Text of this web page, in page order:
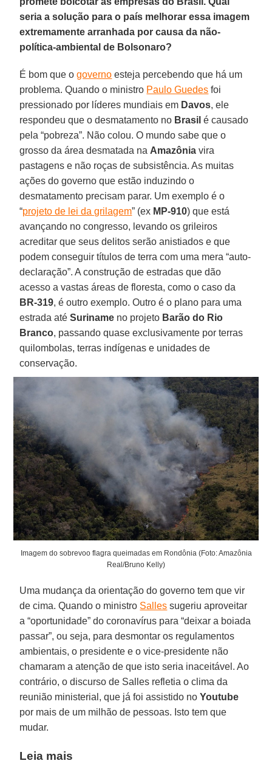
seria a solução para o país melhorar essa imagem
extremamente arranhada por causa da não-
política-ambiental de Bolsonaro?
É bom que ogoverno esteja percebendo que há um
problema. Quando o ministro Paulo Guedes foi
pressionado por líderes mundiais em Davos, ele
respondeu que o desmatamento no Brasil é causado
pela “pobreza”. Não colou. O mundo sabe que o
grosso da área desmatada na Amazônia vira
pastagens e não roças de subsistência. As muitas
ações do governo que estão induzindo o
desmatamento precisam parar. Um exemplo é o
“projeto de lei da grilagem” (ex MP-910) que está
avançando no congresso, levando os grileiros
acreditar que seus delitos serão anistiados e que
podem conseguir títulos de terra com uma mera “auto-
declaração”. A construção de estradas que dão
acesso a vastas áreas de floresta, como o caso da
BR-319, é outro exemplo. Outro é o plano para uma
estrada atéSuriname no projeto Barão do Rio
Branco, passando quase exclusivamente por terras
quilombolas, terras indígenas e unidades de
conservação.
Imagem do sobrevoo flagra queimadas em Rondônia (Foto: Amazônia
Real/Bruno Kelly)
Uma mudança da orientação do governo tem que vir
de cima. Quando o ministro Salles sugeriu aproveitar
a “oportunidade” do coronavírus para “deixar a boiada
passar”, ou seja, para desmontar os regulamentos
ambientais, o presidente e o vice-presidente não
chamaram a atenção de que isto seria inaceitável. Ao
contrário, o discurso de Salles refletia o clima da
reunião ministerial, que já foi assistido noYoutube
por mais de um milhão de pessoas. Isto tem que
mudar.
Leia mais